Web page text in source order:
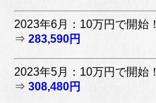
2023年6月：10万円で開始！
⇒ 283,590円
2023年5月：10万円で開始！
⇒ 308,480円